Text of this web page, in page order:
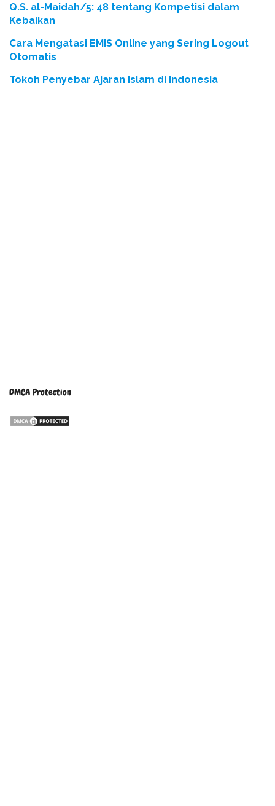
Q.S. al-Maidah/5: 48 tentang Kompetisi dalam
Kebaikan
Cara Mengatasi EMIS Online yang Sering Logout
Otomatis
Tokoh Penyebar Ajaran Islam di Indonesia
DMCA Protection